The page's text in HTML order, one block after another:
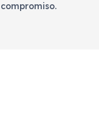
compromiso.